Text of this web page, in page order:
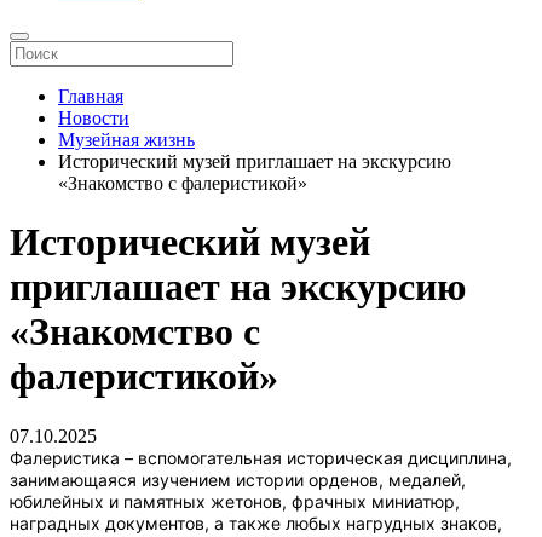
Главная
Новости
Музейная жизнь
Исторический музей приглашает на экскурсию
«Знакомство с фалеристикой»
Исторический музей
приглашает на экскурсию
«Знакомство с
фалеристикой»
07.10.2025
Фалеристика – вспомогательная историческая дисциплина,
занимающаяся изучением истории орденов, медалей,
юбилейных и памятных жетонов, фрачных миниатюр,
наградных документов, а также любых нагрудных знаков,